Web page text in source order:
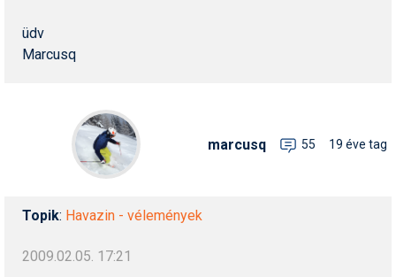
üdv
Marcusq
marcusq 55 19 éve tag
Topik: Havazin - vélemények
2009.02.05. 17:21